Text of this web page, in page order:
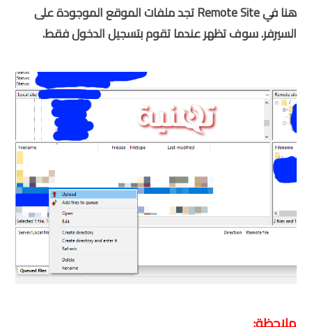
هنا في Remote Site تجد ملفات الموقع الموجودة على
السيرفر. سوف تظهر عندما تقوم بتسجيل الدخول فقط.